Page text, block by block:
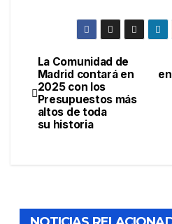
La Comunidad de
Madrid contará en
2025 con los
Presupuestos más
altos de toda
su historia